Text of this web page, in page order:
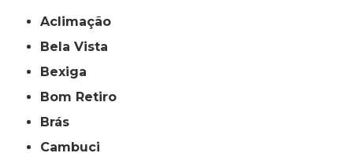
Aclimação
Bela Vista
Bexiga
Bom Retiro
Brás
Cambuci